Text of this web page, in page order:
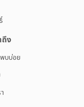
ถึง
บบ่อย